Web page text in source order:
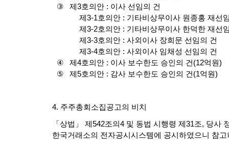
③
제3호의안 : 이사 선임의 건
제3-1호의안 : 기타비상무이사 원종홍 재선
제3-2호의안 : 기타비상무이사 한덕한 재선
제3-3호의안 :사외이사 장희문 선임의 건
제3-4호의안 :사외이사 임채성 선임의 건
④
제4호의안 : 이사 보수한도 승인의 건(12억원)
⑤
제5호의안 : 감사 보수한도 승인의 건(1억원)
4. 주주총회소집공고의 비치
「상법」 제542조의4 및 동법 시행령 제31조, 당사
한국거래소의 전자공시시스템에 공시하였으니 참